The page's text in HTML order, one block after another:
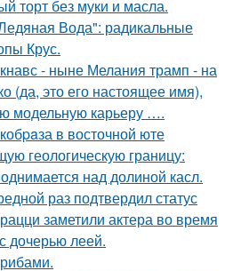
торт без муки и масла.
Вода": радикальные
Крус.
- ныне Мелания трамп - на
(да, это его настоящее имя),
модельную карьеру ….
в восточной юте
геологическую границу:
над долиной касл.
раз подтвердил статус
заметили актера во время
дочерью леей.